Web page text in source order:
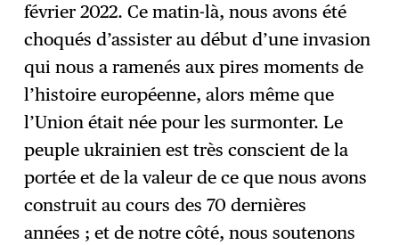
février 2022. Ce matin-là, nous avons été
choqués d’assister au début d’une invasion
qui nous a ramenés aux pires moments de
l’histoire européenne, alors même que
l’Union était née pour les surmonter. Le
peuple ukrainien est très conscient de la
portée et de la valeur de ce que nous avons
construit au cours des 70 dernières
années ; et de notre côté, nous soutenons